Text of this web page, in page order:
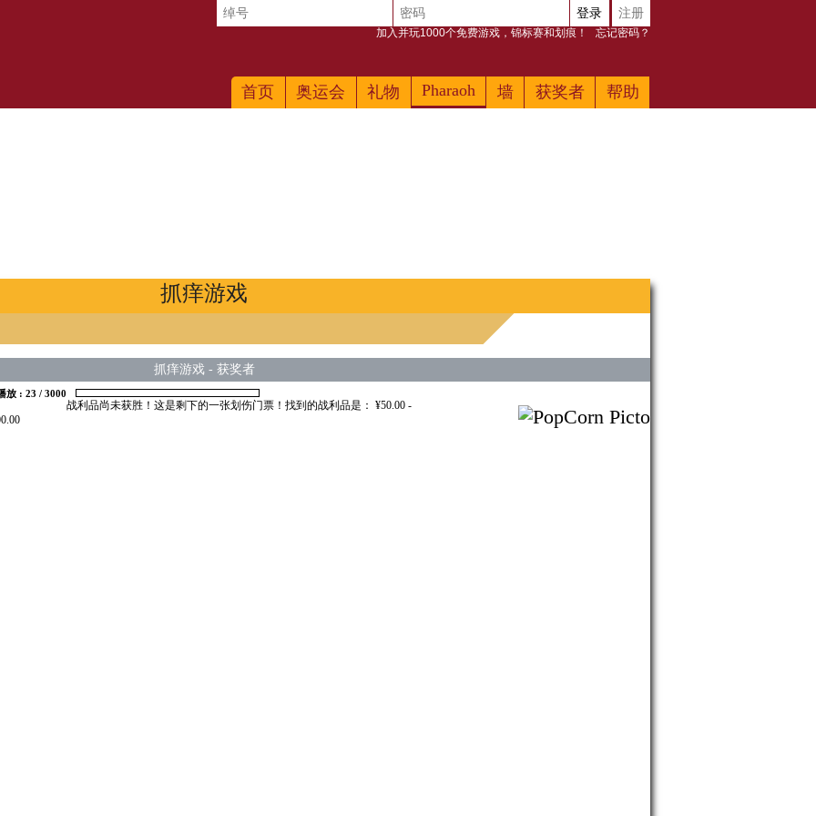
首页 奥运会 礼物 Pharaoh 墙 获奖者 帮助
登录 注册
加入并玩1000个免费游戏，锦标赛和划痕！ 忘记密码？
抓痒游戏
抓痒游戏- 获奖者
放 : 23 / 3000
战利品尚未获胜！这是剩下的一张划伤门票！找到的战利品是： ¥50.00 -